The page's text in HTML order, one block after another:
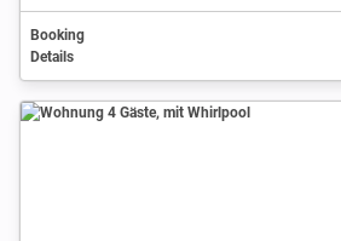
Booking
Details